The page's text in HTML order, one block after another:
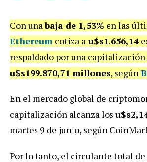
Con unabaja de 1,53% en las
Ethereum cotiza a u$s1.656,14
respaldado por una capitalización
u$s199.870,71 millones, según
En el mercado global de
capitalización alcanza los
martes 9 de junio, según
Por lo tanto, el circulante total